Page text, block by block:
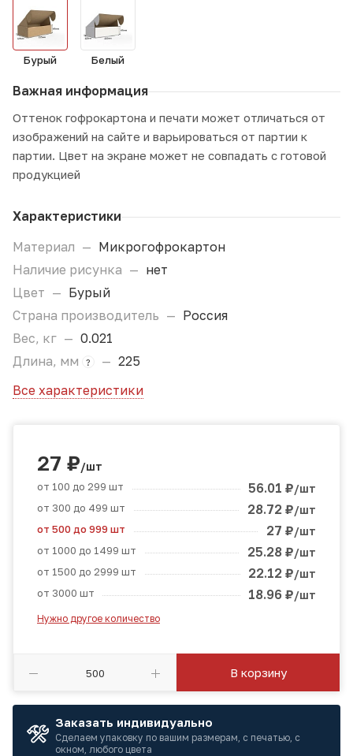
Бурый Белый
Важная информация
Оттенок гофрокартона и печати может отличаться от
изображений на сайте и варьироваться от партии к
партии. Цвет на экране может не совпадать с готовой
продукцией
Характеристики
Материал — Микрогофрокартон
Наличие рисунка — нет
Цвет — Бурый
Страна производитель — Россия
Вес, кг — 0.021
Длина, мм
? — 225
Все характеристики
27 ₽/шт
от 100 до 299 шт 56.01 ₽/шт
от 300 до 499 шт 28.72 ₽/шт
от 500 до 999 шт 27 ₽/шт
от 1000 до 1499 шт 25.28 ₽/шт
от 1500 до 2999 шт 22.12 ₽/шт
от 3000 шт 18.96 ₽/шт
Нужно другое количество
В корзину
Заказать индивидуально
Сделаем упаковку по вашим размерам, с печатью, с
окном, любого цвета